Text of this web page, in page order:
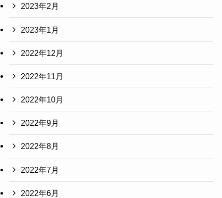
2023年2月
2023年1月
2022年12月
2022年11月
2022年10月
2022年9月
2022年8月
2022年7月
2022年6月